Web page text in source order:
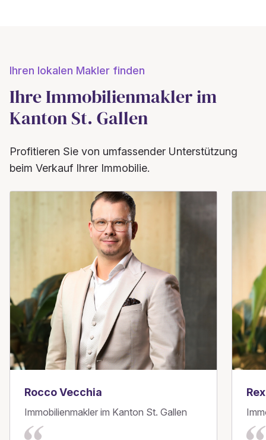
Ihren lokalen Makler finden
Ihre Immobilienmakler im
Kanton St. Gallen
Profitieren Sie von umfassender Unterstützung
beim Verkauf Ihrer Immobilie.
Rocco Vecchia
Immobilienmakler im Kanton St. Gallen